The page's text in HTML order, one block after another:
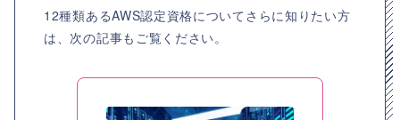
12種類あるAWS認定資格についてさらに知りたい方
は、次の記事もご覧ください。